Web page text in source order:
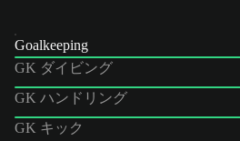
Goalkeeping
GK ダイビング
GK ハンドリング
GK キック